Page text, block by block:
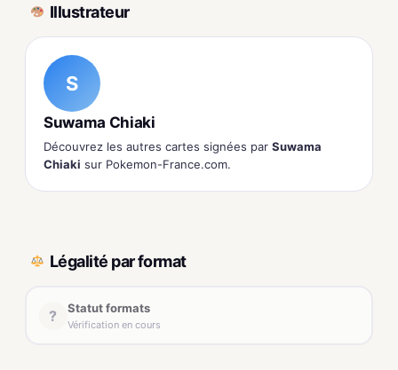
Illustrateur
S
Suwama Chiaki
Découvrez les autres cartes signées par Suwama
Chiaki sur Pokemon-France.com.
Légalité par format
? Statut formats
Vérification en cours